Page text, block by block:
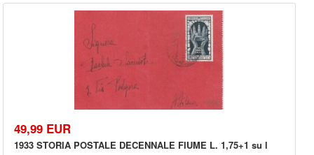
49,99 EUR
1933 STORIA POSTALE DECENNALE FIUME L. 1,75+1 su l